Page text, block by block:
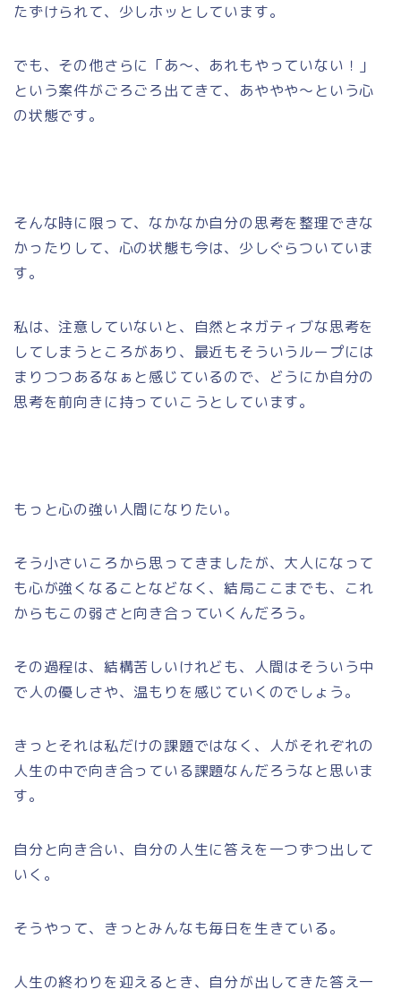
たずけられて、少しホッとしています。
でも、その他さらに「あ～、あれもやっていない！」
という案件がごろごろ出てきて、あややや～という心
の状態です。
そんな時に限って、なかなか自分の思考を整理できな
かったりして、心の状態も今は、少しぐらついていま
す。
私は、注意していないと、自然とネガティブな思考を
してしまうところがあり、最近もそういうループには
まりつつあるなぁと感じているので、どうにか自分の
思考を前向きに持っていこうとしています。
もっと心の強い人間になりたい。
そう小さいころから思ってきましたが、大人になって
も心が強くなることなどなく、結局ここまでも、これ
からもこの弱さと向き合っていくんだろう。
その過程は、結構苦しいけれども、人間はそういう中
で人の優しさや、温もりを感じていくのでしょう。
きっとそれは私だけの課題ではなく、人がそれぞれの
人生の中で向き合っている課題なんだろうなと思いま
す。
自分と向き合い、自分の人生に答えを一つずつ出して
いく。
そうやって、きっとみんなも毎日を生きている。
人生の終わりを迎えるとき、自分が出してきた答え一